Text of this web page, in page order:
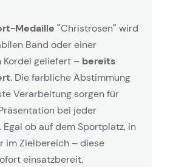
Medaille "Christrosen" wird
Band oder einer
Kordel geliefert – bereits
. Die farbliche Abstimmung
Verarbeitung sorgen für
bei jeder
Egal ob auf dem Sportplatz, in
im Zielbereich – diese
einsatzbereit.